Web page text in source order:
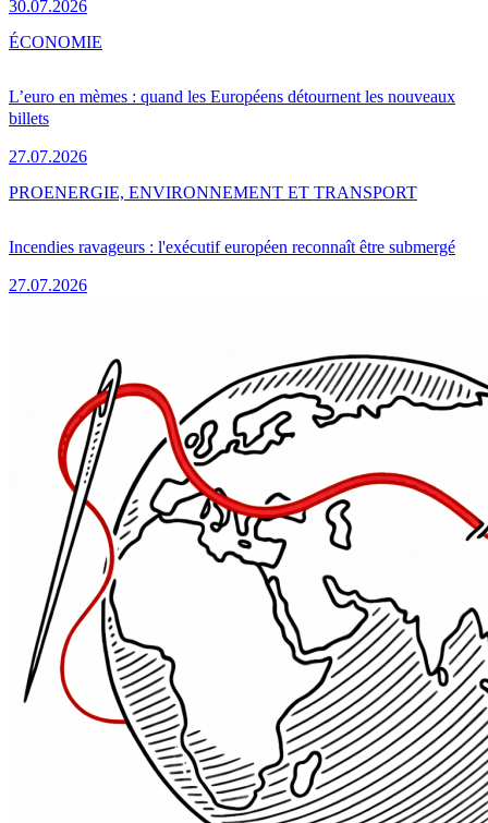
30.07.2026
L’euro en mèmes : quand les Européens détournent les nouveaux
billets
27.07.2026
ÉCONOMIE
Incendies ravageurs : l'exécutif européen reconnaît être submergé
27.07.2026
PROENERGIE, ENVIRONNEMENT ET TRANSPORT